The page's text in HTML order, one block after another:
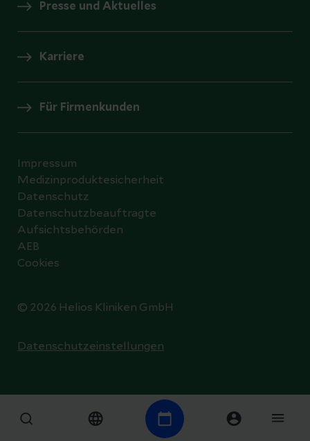
Presse und Aktuelles
Karriere
Für Firmenkunden
© 2026 Helios Kliniken GmbH
Impressum
Medizinproduktesicherheit
Datenschutz
Datenschutzbeauftragte
Aufsichtsbehörden
AEB
Cookies
Datenschutzeinstellungen